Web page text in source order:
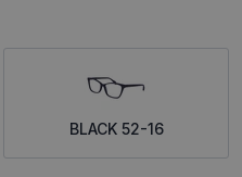
BLACK 52-16